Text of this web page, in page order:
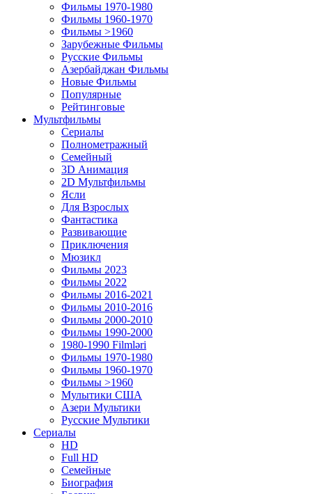
Фильмы 1970-1980
Фильмы 1960-1970
Фильмы >1960
Зарубежные Фильмы
Русские Фильмы
Азербайджан Фильмы
Новые Фильмы
Популярные
Рейтинговые
Мультфильмы
Сериалы
Полнометражный
Семейный
3D Анимация
2D Мультфильмы
Ясли
Для Взрослых
Фантастика
Развивающие
Приключения
Мюзикл
Фильмы 2023
Фильмы 2022
Фильмы 2016-2021
Фильмы 2010-2016
Фильмы 2000-2010
Фильмы 1990-2000
1980-1990 Filmləri
Фильмы 1970-1980
Фильмы 1960-1970
Фильмы >1960
Мулытики США
Азери Мультики
Русские Мультики
Сериалы
HD
Full HD
Семейные
Биография